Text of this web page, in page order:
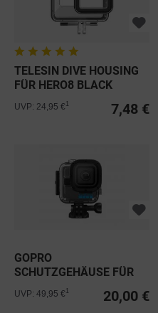
TELESIN DIVE HOUSING
FÜR HERO8 BLACK
7,48 €
UVP: 24,95 € 1
GOPRO
SCHUTZGEHÄUSE FÜR
HERO11 BLACK MINI
20,00 €
UVP: 49,95 € 1